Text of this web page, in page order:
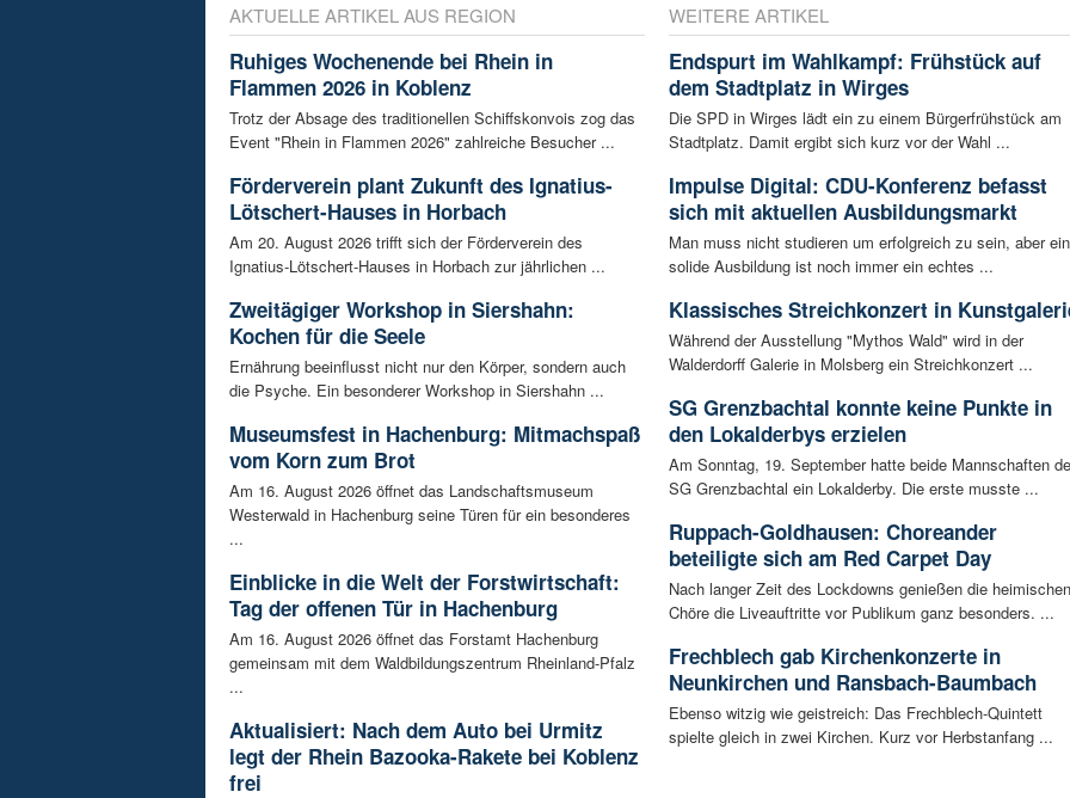
AKTUELLE ARTIKEL AUS REGION
Ruhiges Wochenende bei Rhein in
Flammen 2026 in Koblenz
Trotz der Absage des traditionellen Schiffskonvois zog das
Event "Rhein in Flammen 2026" zahlreiche Besucher ...
Förderverein plant Zukunft des Ignatius-
Lötschert-Hauses in Horbach
Am 20. August 2026 trifft sich der Förderverein des
Ignatius-Lötschert-Hauses in Horbach zur jährlichen ...
Zweitägiger Workshop in Siershahn:
Kochen für die Seele
Ernährung beeinflusst nicht nur den Körper, sondern auch
die Psyche. Ein besonderer Workshop in Siershahn ...
Museumsfest in Hachenburg: Mitmachspaß
vom Korn zum Brot
Am 16. August 2026 öffnet das Landschaftsmuseum
Westerwald in Hachenburg seine Türen für ein besonderes
...
Einblicke in die Welt der Forstwirtschaft:
Tag der offenen Tür in Hachenburg
Am 16. August 2026 öffnet das Forstamt Hachenburg
gemeinsam mit dem Waldbildungszentrum Rheinland-Pfalz
...
Aktualisiert: Nach dem Auto bei Urmitz
legt der Rhein Bazooka-Rakete bei Koblenz
frei
WEITERE ARTIKEL
Endspurt im Wahlkampf: Frühstück auf
dem Stadtplatz in Wirges
Die SPD in Wirges lädt ein zu einem Bürgerfrühstück am
Stadtplatz. Damit ergibt sich kurz vor der Wahl ...
Impulse Digital: CDU-Konferenz befasst
sich mit aktuellen Ausbildungsmarkt
Man muss nicht studieren um erfolgreich zu sein, aber
solide Ausbildung ist noch immer ein echtes ...
Klassisches Streichkonzert in
Während der Ausstellung "Mythos Wald" wird in der
Walderdorff Galerie in Molsberg ein Streichkonzert ...
SG Grenzbachtal konnte keine Punkte in
den Lokalderbys erzielen
Am Sonntag, 19. September hatte beide Mannschaften
SG Grenzbachtal ein Lokalderby. Die erste musste ...
Ruppach-Goldhausen: Choreander
beteiligte sich am Red Carpet Day
Nach langer Zeit des Lockdowns genießen die heimischen
Chöre die Liveauftritte vor Publikum ganz besonders. ...
Frechblech gab Kirchenkonzerte in
Neunkirchen und Ransbach-Baumbach
Ebenso witzig wie geistreich: Das Frechblech-Quintett
spielte gleich in zwei Kirchen. Kurz vor Herbstanfang ...